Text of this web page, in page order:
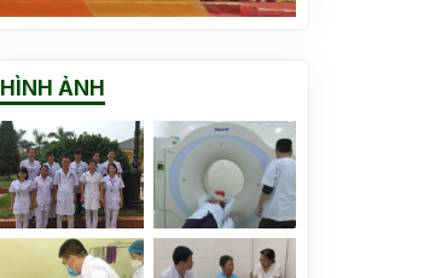
khoa Việt Nam 2023
HÌNH ẢNH